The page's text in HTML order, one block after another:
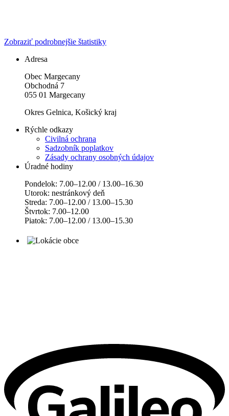
Zobraziť podrobnejšie štatistiky
Adresa
Obec Margecany
Obchodná 7
055 01 Margecany
Okres Gelnica, Košický kraj
Rýchle odkazy
Civilná ochrana
Sadzobník poplatkov
Zásady ochrany osobných údajov
Úradné hodiny
Pondelok: 7.00–12.00 / 13.00–16.30
Utorok: nestránkový deň
Streda: 7.00–12.00 / 13.00–15.30
Štvrtok: 7.00–12.00
Piatok: 7.00–12.00 / 13.00–15.30